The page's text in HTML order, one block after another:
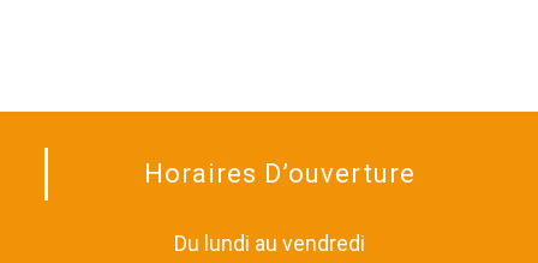
Horaires D’ouverture
Du lundi au vendredi